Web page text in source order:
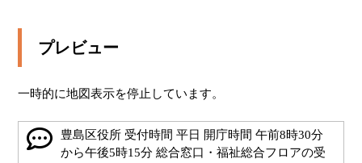
プレビュー
一時的に地図表示を停止しています。
豊島区役所 受付時間 平日 開庁時間 午前8時30分
から午後5時15分 総合窓口・福祉総合フロアの受